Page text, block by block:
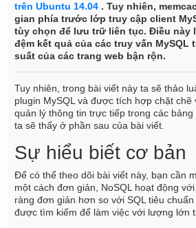
trên Ubuntu 14.04 . Tuy nhiên,
gian phía trước lớp truy cập client
tùy chọn để lưu trữ liên tục. Điều
đệm kết quả của các truy vấn
suất của các trang web bận rộn.
Tuy nhiên, trong bài viết này ta sẽ thảo
plugin MySQL và được tích hợp chặt
quản lý thông tin trực tiếp trong các
ta sẽ thấy ở phần sau của bài viết.
Sự hiểu biết cơ bản
Để có thể theo dõi bài viết này, bạn cần
một cách đơn giản, NoSQL hoạt động
ràng đơn giản hơn so với SQL tiêu
được tìm kiếm để làm việc với lượng lớn